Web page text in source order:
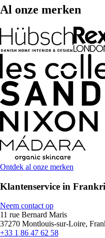
Al onze merken
Ontdek al onze merken
Klantenservice in
Neem contact op
11 rue Bernard Maris
37270 Montlouis-sur-Loire,
+33 1 86 47 62 58